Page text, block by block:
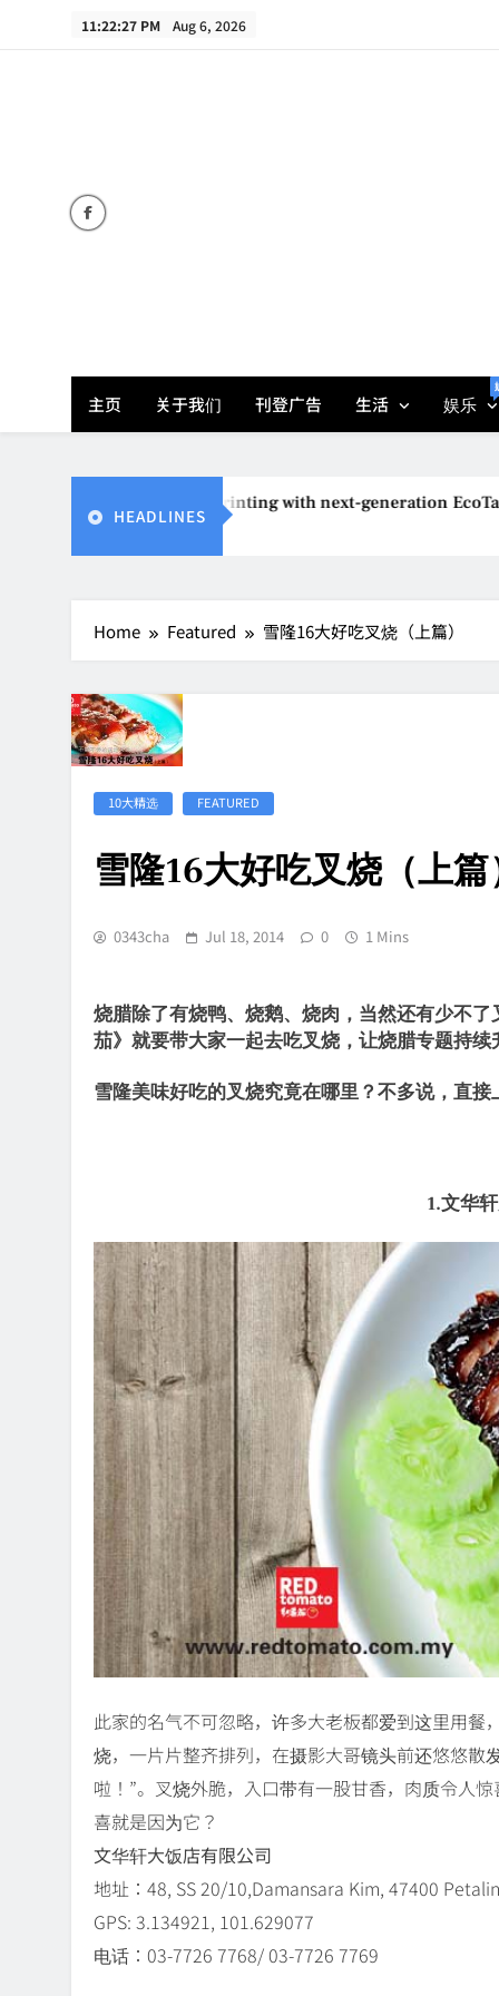
11:22:28 PM Aug 6, 2026
主页 关于我们 刊登广告 生活 娱乐
HEADLINES
affordable printing with next-generation EcoTank Series
Home Featured 雪隆16大好吃叉烧（上篇）
10大精选 FEATURED
雪隆16大好吃叉烧（上篇
0343cha Jul 18, 2014 0 1 Mins
烧腊除了有烧鸭、烧鹅、烧肉，当然还有少不
茄》就要带大家一起去吃叉烧，让烧腊专题持续
雪隆美味好吃的叉烧究竟在哪里？不多说，直接
1.文华
此家的名气不可忽略，许多大老板都爱到这里用
烧，一片片整齐排列，在摄影大哥镜头前还悠悠散
啦！”。叉烧外脆，入口带有一股甘香，肉质令人
喜就是因为它？
文华轩大饭店有限公司
地址：48, SS 20/10,Damansara Kim, 47400
GPS: 3.134921, 101.629077
电话：03-7726 7768/ 03-7726 7769